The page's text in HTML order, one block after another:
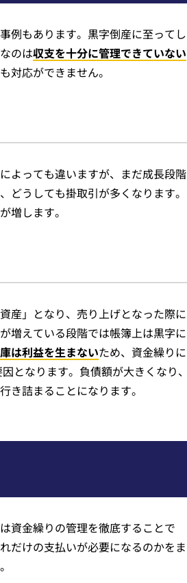
例もあります。黒字倒産に至ってし
のは収支を十分に管理できていない
対応ができません。
よっても違いますが、まだ成長段階
どうしても掛取引が多くなります。
増します。
産」となり、売り上げとなった際に
増えている段階では帳簿上は黒字に
は利益を生まないため、資金繰りに
となります。負債額が大きくなり、
き詰まることになります。
資金繰りの管理を徹底することで
だけの支払いが必要になるのかをま